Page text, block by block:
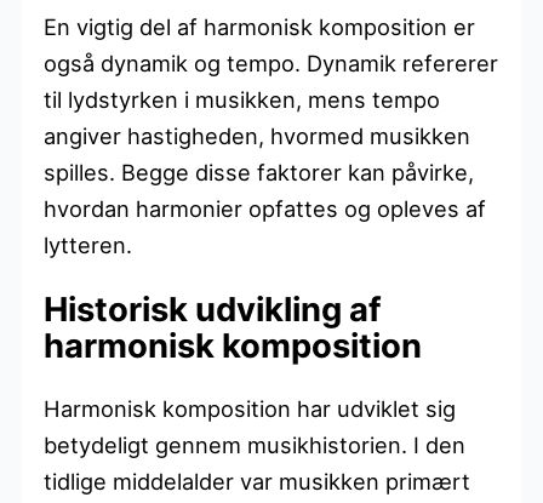
En vigtig del af harmonisk komposition er
også dynamik og tempo. Dynamik refererer
til lydstyrken i musikken, mens tempo
angiver hastigheden, hvormed musikken
spilles. Begge disse faktorer kan påvirke,
hvordan harmonier opfattes og opleves af
lytteren.
Historisk udvikling af
harmonisk komposition
Harmonisk komposition har udviklet sig
betydeligt gennem musikhistorien. I den
tidlige middelalder var musikken primært